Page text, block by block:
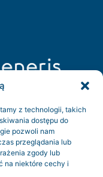
z technologii, takich
dostępu do
pozwoli nam
przeglądania lub
zgody lub
na niektóre cechy i